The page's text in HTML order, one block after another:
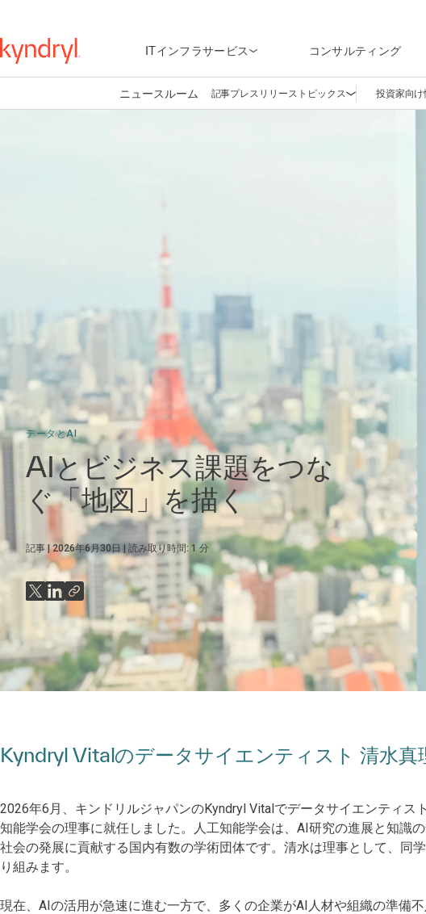
ITインフラサービス コンサルティング
ニュースルーム 記事プレスリリース トピックスOpen navigation
投資家向け
(opens in
データとAI
AIとビジネス課題をつな
ぐ「地図」を描く
記事 2026年6月30日 読み取り時間: 1 分
Kyndryl Vitalのデータサイエンティスト 清水真
2026年6月、キンドリルジャパンのKyndryl Vitalでデータサイエンティス
知能学会の理事に就任しました。人工知能学会は、AI研究の進展と知識
社会の発展に貢献する国内有数の学術団体です。清水は理事として、同
り組みます。
現在、AIの活用が急速に進む一方で、多くの企業がAI人材や組織の準備